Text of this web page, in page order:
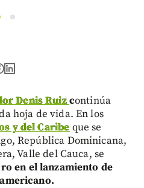
1
2
Denis Ruizcontinúa
hoja de vida. En los
y del Caribe que se
República Dominicana,
Valle del Cauca, se
en el lanzamiento de